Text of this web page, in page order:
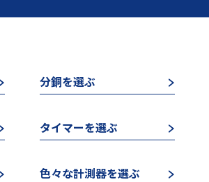
分銅を選ぶ
タイマーを選ぶ
色々な計測器を選ぶ